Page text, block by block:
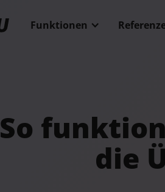
Funktionen
So
die